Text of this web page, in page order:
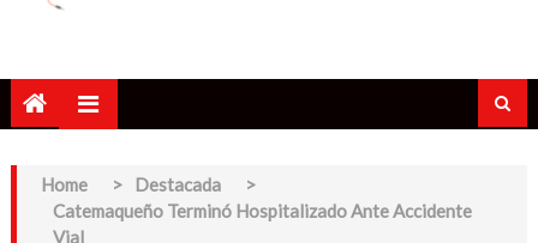
Home > Destacada
>
Catemaqueño Terminó Hospitalizado Ante Accidente
Vial